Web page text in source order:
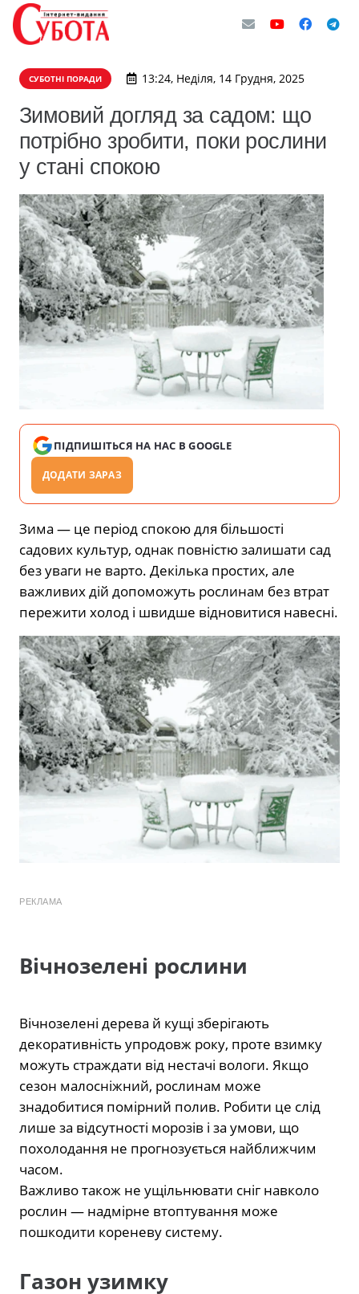
СУБОТНІ ПОРАДИ 13:24, Неділя, 14 Грудня, 2025
Зимовий догляд за садом: що
потрібно зробити, поки рослини
у стані спокою
ПІДПИШІТЬСЯ НА НАС В GOOGLE
ДОДАТИ ЗАРАЗ
Зима — це період спокою для більшості
садових культур, однак повністю залишати сад
без уваги не варто. Декілька простих, але
важливих дій допоможуть рослинам без втрат
пережити холод і швидше відновитися навесні.
РЕКЛАМА
Вічнозелені рослини
Вічнозелені дерева й кущі зберігають
декоративність упродовж року, проте взимку
можуть страждати від нестачі вологи. Якщо
сезон малосніжний, рослинам може
знадобитися помірний полив. Робити це слід
лише за відсутності морозів і за умови, що
похолодання не прогнозується найближчим
часом.
Важливо також не ущільнювати сніг навколо
рослин — надмірне втоптування може
пошкодити кореневу систему.
Газон узимку